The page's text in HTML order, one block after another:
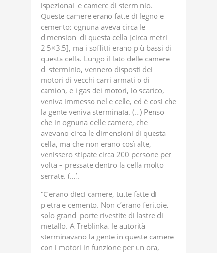
ispezionai le camere di sterminio.
Queste camere erano fatte di legno e
cemento; ognuna aveva circa le
dimensioni di questa cella [circa metri
2.5×3.5], ma i soffitti erano più bassi di
questa cella. Lungo il lato delle camere
di sterminio, vennero disposti dei
motori di vecchi carri armati o di
camion, e i gas dei motori, lo scarico,
veniva immesso nelle celle, ed è così che
la gente veniva sterminata. (…) Penso
che in ognuna delle camere, che
avevano circa le dimensioni di questa
cella, ma che non erano così alte,
venissero stipate circa 200 persone per
volta – pressate dentro la cella molto
serrate. (…).
“C’erano dieci camere, tutte fatte di
pietra e cemento. Non c’erano feritoie,
solo grandi porte rivestite di lastre di
metallo. A Treblinka, le autorità
sterminavano la gente in queste camere
con i motori in funzione per un ora,